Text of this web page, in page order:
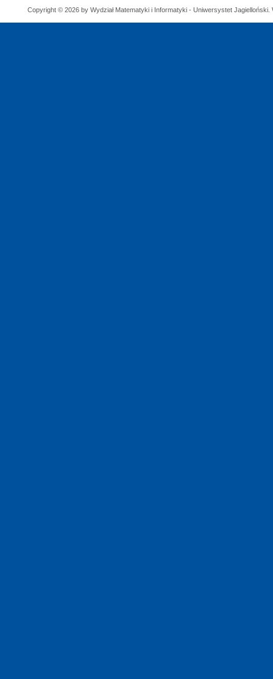
Copyright © 2026 by Wydział Matematyki i Informatyki - Uniwersystet